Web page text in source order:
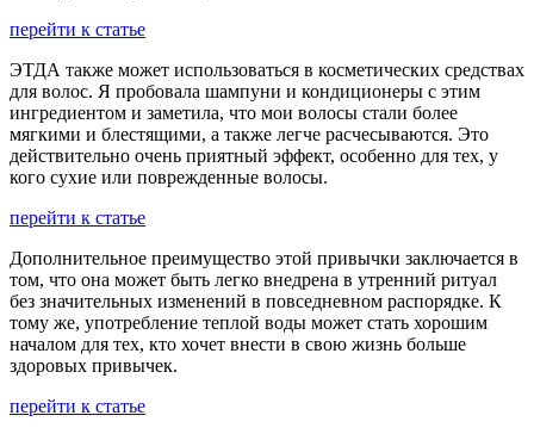
перейти к статье
ЭТДА также может использоваться в косметических средствах
для волос. Я пробовала шампуни и кондиционеры с этим
ингредиентом и заметила, что мои волосы стали более
мягкими и блестящими, а также легче расчесываются. Это
действительно очень приятный эффект, особенно для тех, у
кого сухие или поврежденные волосы.
перейти к статье
Дополнительное преимущество этой привычки заключается в
том, что она может быть легко внедрена в утренний ритуал
без значительных изменений в повседневном распорядке. К
тому же, употребление теплой воды может стать хорошим
началом для тех, кто хочет внести в свою жизнь больше
здоровых привычек.
перейти к статье